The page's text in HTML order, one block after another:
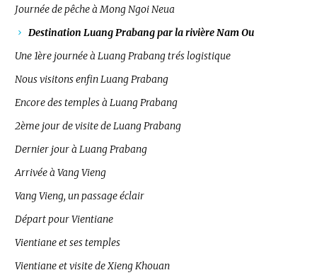
Journée de pêche à Mong Ngoi Neua
Destination Luang Prabang par la rivière Nam Ou
Une 1ère journée à Luang Prabang trés logistique
Nous visitons enfin Luang Prabang
Encore des temples à Luang Prabang
2ème jour de visite de Luang Prabang
Dernier jour à Luang Prabang
Arrivée à Vang Vieng
Vang Vieng, un passage éclair
Départ pour Vientiane
Vientiane et ses temples
Vientiane et visite de Xieng Khouan